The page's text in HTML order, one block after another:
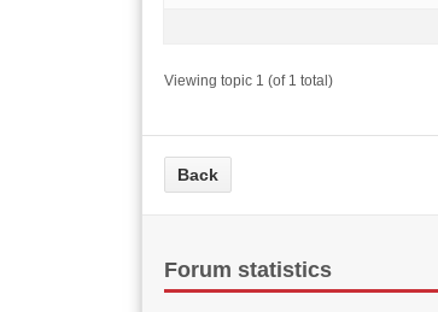
Viewing topic 1 (of 1 total)
Forum statistics